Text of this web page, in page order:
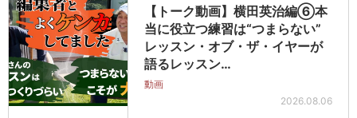
【トーク動画】横田英治編⑥本
当に役立つ練習は“つまらない”
レッスン・オブ・ザ・イヤーが
語るレッスン…
動画
2026.08.06